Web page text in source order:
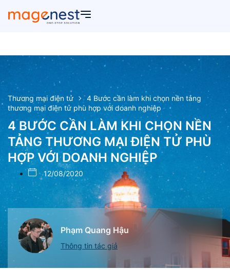
Thương mại điện tử
4 Bước cần làm khi chọn nền tảng
thương mại điện tử phù hợp với doanh nghiệp
4 BƯỚC CẦN LÀM KHI CHỌN NỀN
TẢNG THƯƠNG MẠI ĐIỆN TỬ PHÙ
HỢP VỚI DOANH NGHIỆP
12/08/2020
Phạm Quang Hậu
Thông tin tác giả